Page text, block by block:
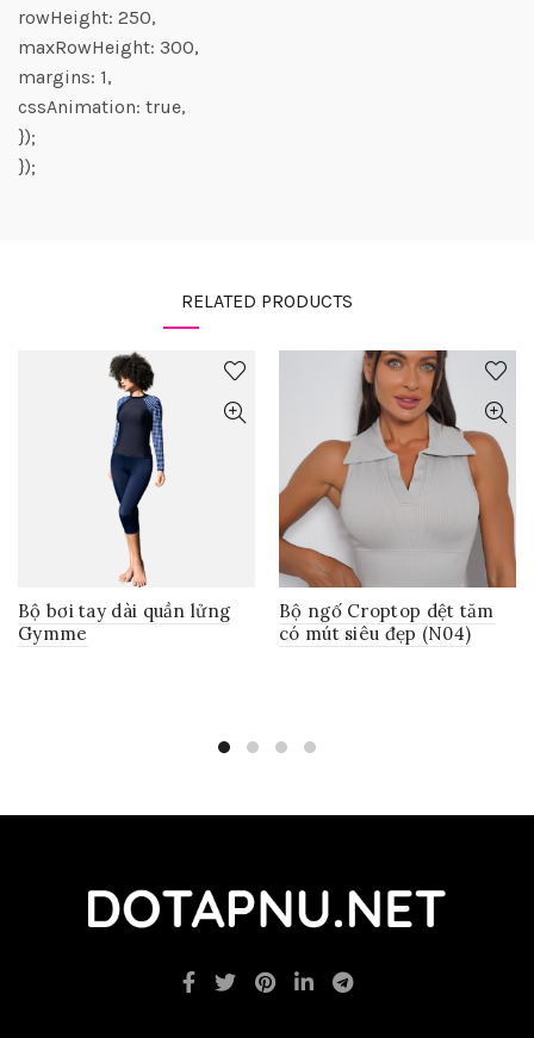
rowHeight: 250,
maxRowHeight: 300,
margins: 1,
cssAnimation: true,
});
});
RELATED PRODUCTS
Bộ bơi tay dài quần lửng
Gymme
Bộ ngố Croptop dệt tăm
có mút siêu đẹp (N04)